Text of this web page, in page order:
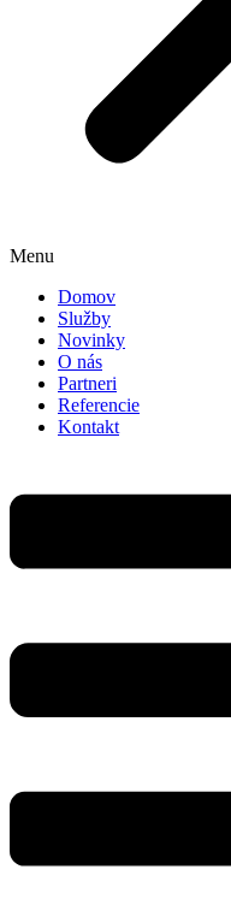
Menu
Domov
Služby
Novinky
O nás
Partneri
Referencie
Kontakt